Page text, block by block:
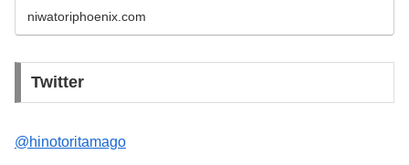
niwatoriphoenix.com
Twitter
@hinotoritamago